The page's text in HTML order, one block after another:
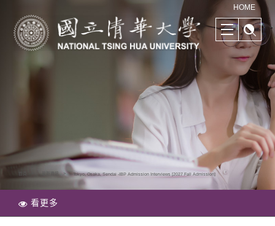
清華學院國際學士班｜多樣化的學習路徑｜幫助培養國際競爭力HOME
Tokyo, Osaka, Sendai -IBP Admission Interviews [2027 Fall Admission]
看更多